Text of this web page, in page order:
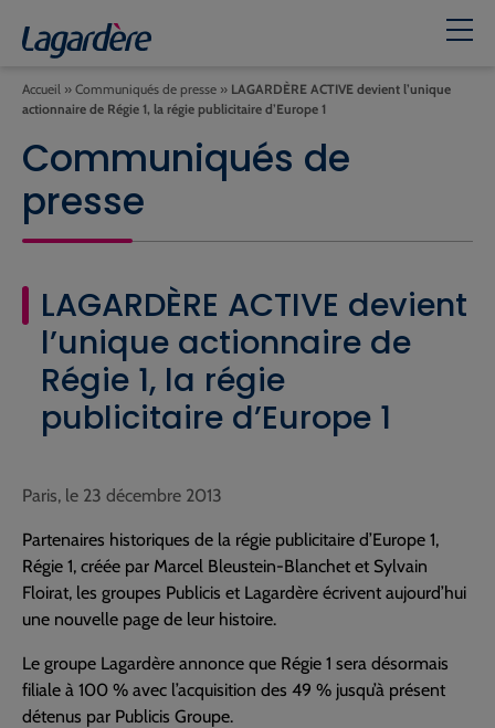
Accueil » Communiqués de presse » LAGARDÈRE ACTIVE devient l’unique
actionnaire de Régie 1, la régie publicitaire d’Europe 1
Communiqués de
presse
LAGARDÈRE ACTIVE devient
l’unique actionnaire de
Régie 1, la régie
publicitaire d’Europe 1
Paris, le 23 décembre 2013
Partenaires historiques de la régie publicitaire d’Europe 1,
Régie 1, créée par Marcel Bleustein-Blanchet et Sylvain
Floirat, les groupes Publicis et Lagardère écrivent aujourd’hui
une nouvelle page de leur histoire.
Le groupe Lagardère annonce que Régie 1 sera désormais
filiale à 100 % avec l’acquisition des 49 % jusqu’à présent
détenus par Publicis Groupe.